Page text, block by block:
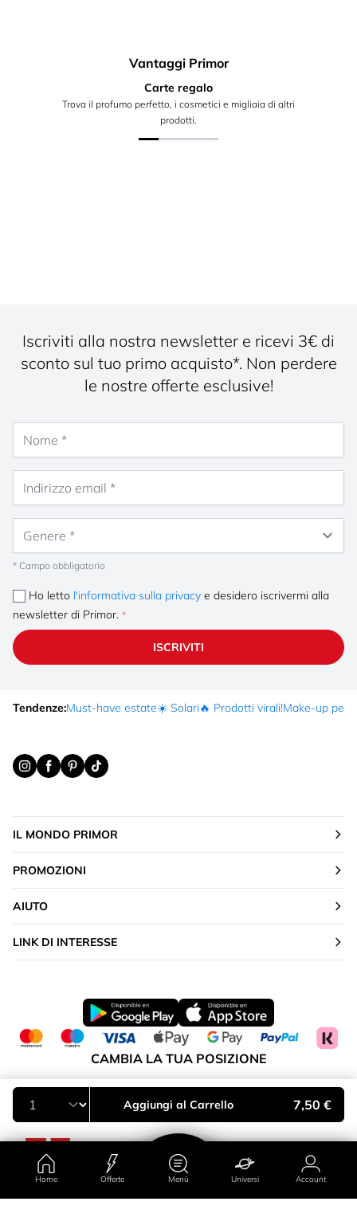
Home Offerte Menù Universi Account
Aggiungi al Carrello 7,50 €
Vantaggi Primor
Carte regalo
Trova il profumo perfetto, i cosmetici e migliaia di altri
prodotti.
Iscriviti alla nostra newsletter e ricevi 3€ di
sconto sul tuo primo acquisto*. Non perdere
le nostre offerte esclusive!
* Campo obbligatorio
Ho letto l'informativa sulla privacy e desidero iscrivermi alla
newsletter di Primor.
ISCRIVITI
Tendenze:Must-have estate☀️ Solari🔥 Prodotti virali!Make-up per
IL MONDO PRIMOR
PROMOZIONI
AIUTO
LINK DI INTERESSE
CAMBIA LA TUA POSIZIONE
Italia